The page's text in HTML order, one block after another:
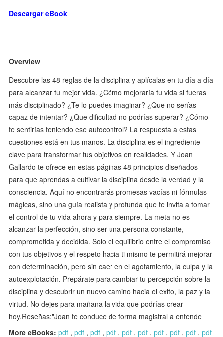
Descargar eBook
Overview
Descubre las 48 reglas de la disciplina y aplícalas en tu día a día
para alcanzar tu mejor vida. ¿Cómo mejoraría tu vida si fueras
más disciplinado? ¿Te lo puedes imaginar? ¿Que no serías
capaz de intentar? ¿Que dificultad no podrías superar? ¿Cómo
te sentirías teniendo ese autocontrol? La respuesta a estas
cuestiones está en tus manos. La disciplina es el ingrediente
clave para transformar tus objetivos en realidades. Y Joan
Gallardo te ofrece en estas páginas 48 principios diseñados
para que aprendas a cultivar la disciplina desde la verdad y la
consciencia. Aquí no encontrarás promesas vacías ni fórmulas
mágicas, sino una guía realista y profunda que te invita a tomar
el control de tu vida ahora y para siempre. La meta no es
alcanzar la perfección, sino ser una persona constante,
comprometida y decidida. Solo el equilibrio entre el compromiso
con tus objetivos y el respeto hacia ti mismo te permitirá mejorar
con determinación, pero sin caer en el agotamiento, la culpa y la
autoexplotación. Prepárate para cambiar tu percepción sobre la
disciplina y descubrir un nuevo camino hacia el exito, la paz y la
virtud. No dejes para mañana la vida que podrías crear
hoy.Reseñas:"Joan te conduce de forma magistral a entende
More eBooks: pdf ,pdf ,pdf ,pdf ,pdf ,pdf ,pdf ,pdf ,pdf ,pdf